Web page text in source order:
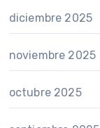
diciembre 2025
noviembre 2025
octubre 2025